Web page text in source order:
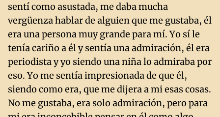
sentí como asustada, me daba mucha
vergüenza hablar de alguien que me gustaba, él
era una persona muy grande para mí. Yo sí le
tenía cariño a él y sentía una admiración, él era
periodista y yo siendo una niña lo admiraba por
eso. Yo me sentía impresionada de que él,
siendo como era, que me dijera a mi esas cosas.
No me gustaba, era solo admiración, pero para